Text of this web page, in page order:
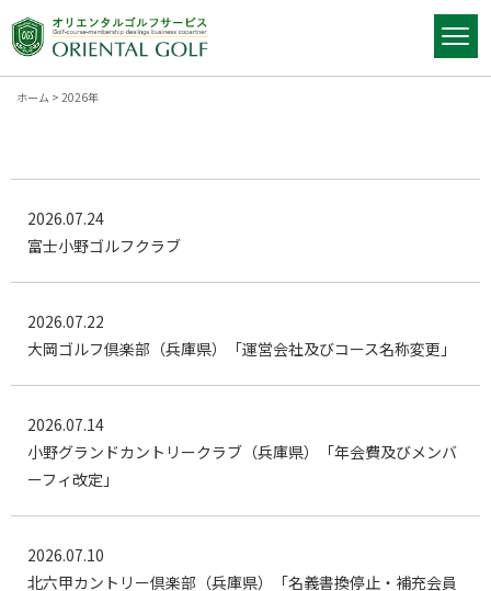
ホーム > 2026年
2026.07.24
富士小野ゴルフクラブ
2026.07.22
大岡ゴルフ倶楽部（兵庫県）「運営会社及びコース名称変更」
2026.07.14
小野グランドカントリークラブ（兵庫県）「年会費及びメンバ
ーフィ改定」
2026.07.10
北六甲カントリー倶楽部（兵庫県）「名義書換停止・補充会員